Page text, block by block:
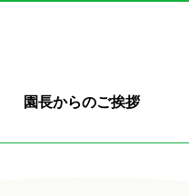
園長からのご挨拶